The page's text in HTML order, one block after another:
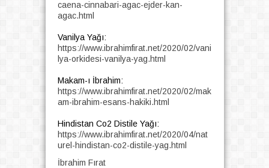
caena-cinnabari-agac-ejder-kan-
agac.html
Vanilya Yağı:
https://www.ibrahimfirat.net/2020/02/vani
lya-orkidesi-vanilya-yag.html
Makam-ı İbrahim:
https://www.ibrahimfirat.net/2020/02/mak
am-ibrahim-esans-hakiki.html
Hindistan Co2 Distile Yağı:
https://www.ibrahimfirat.net/2020/04/nat
urel-hindistan-co2-distile-yag.html
İbrahim Fırat